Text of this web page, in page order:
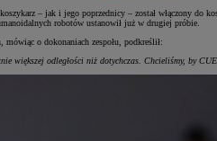
– jak i jego poprzednicy – został włączony
robotów ustanowił już w drugiej próbie.
o dokonaniach zespołu, podkreślił:
większej odległości niż dotychczas. Chcieliśmy, by